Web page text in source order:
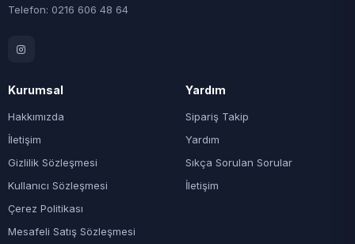
Telefon: 0216 606 48 64
Kurumsal
Hakkımızda
İletişim
Gizlilik Sözleşmesi
Kullanıcı Sözleşmesi
Çerez Politikası
Mesafeli Satış Sözleşmesi
Yardım
Sipariş Takip
Yardım
Sıkça Sorulan Sorular
İletişim